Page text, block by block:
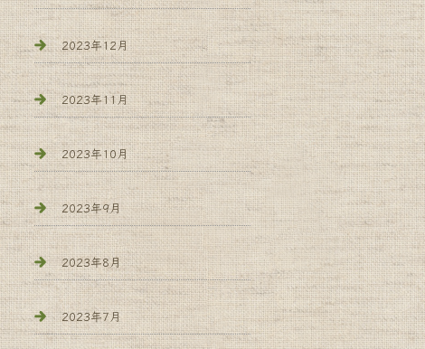
2023年12月
2023年11月
2023年10月
2023年9月
2023年8月
2023年7月